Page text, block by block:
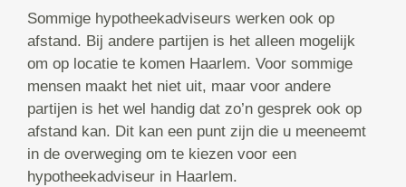
Sommige hypotheekadviseurs werken ook op
afstand. Bij andere partijen is het alleen mogelijk
om op locatie te komen Haarlem. Voor sommige
mensen maakt het niet uit, maar voor andere
partijen is het wel handig dat zo’n gesprek ook op
afstand kan. Dit kan een punt zijn die u meeneemt
in de overweging om te kiezen voor een
hypotheekadviseur in Haarlem.